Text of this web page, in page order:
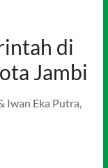
di
Jambi
Iwan Eka Putra,